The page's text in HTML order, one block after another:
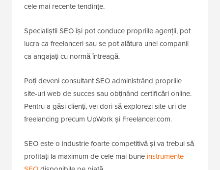
cele mai recente tendințe.
Specialiștii SEO își pot conduce propriile agenții, pot
lucra ca freelanceri sau se pot alătura unei companii
ca angajați cu normă întreagă.
Poți deveni consultant SEO administrând propriile
site-uri web de succes sau obținând certificări online.
Pentru a găsi clienți, vei dori să explorezi site-uri de
freelancing precum UpWork și Freelancer.com.
SEO este o industrie foarte competitivă și va trebui să
profitați la maximum de cele mai bune instrumente